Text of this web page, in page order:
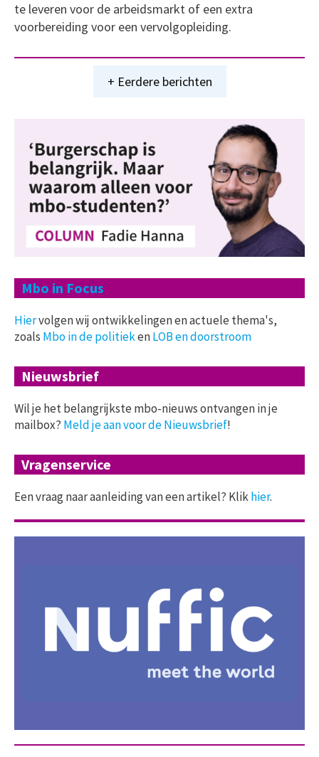
te leveren voor de arbeidsmarkt of een extra
voorbereiding voor een vervolgopleiding.
+ Eerdere berichten
Mbo in Focus
Hiervolgen wij ontwikkelingen en actuele thema's,
zoals Mbo in de politiekenLOB en doorstroom
Nieuwsbrief
Wil je het belangrijkste mbo-nieuws ontvangen in je
mailbox? Meld je aan voor de Nieuwsbrief!
Vragenservice
Een vraag naar aanleiding van een artikel? Klikhier.